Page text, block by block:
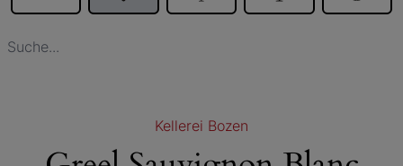
Kellerei Bozen